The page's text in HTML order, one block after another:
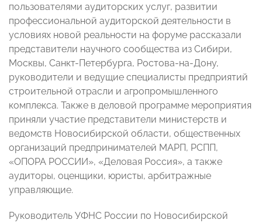
пользователями аудиторских услуг, развитии
профессиональной аудиторской деятельности в
условиях новой реальности на форуме рассказали
представители научного сообщества из Сибири,
Москвы, Санкт-Петербурга, Ростова-на-Дону,
руководители и ведущие специалисты предприятий
строительной отрасли и агропромышленного
комплекса. Также в деловой программе мероприятия
приняли участие представители министерств и
ведомств Новосибирской области, общественных
организаций предпринимателей МАРП, РСПП,
«ОПОРА РОССИИ», «Деловая Россия», а также
аудиторы, оценщики, юристы, арбитражные
управляющие.
Руководитель УФНС России по Новосибирской